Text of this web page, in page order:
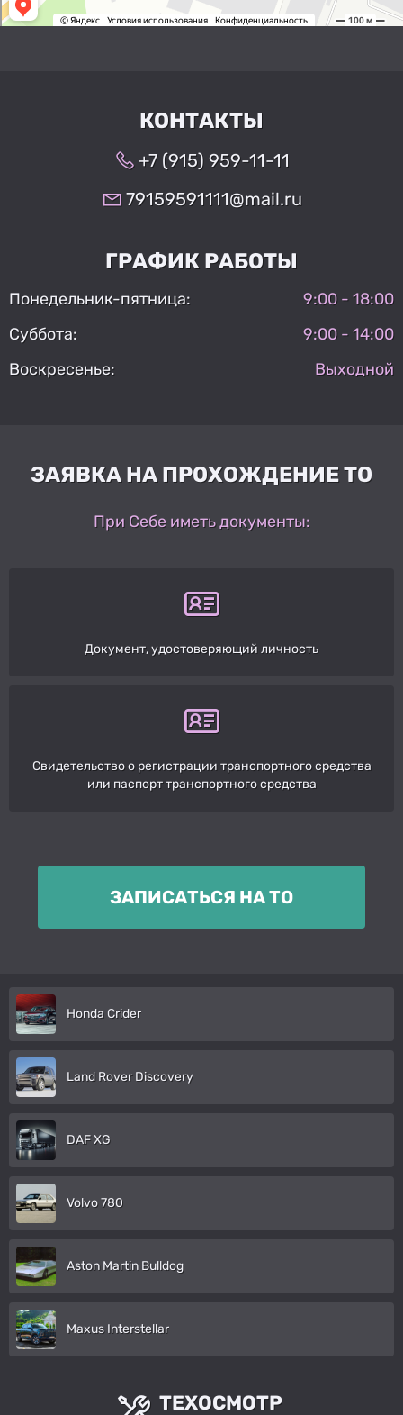
КОНТАКТЫ
+7 (915) 959-11-11
79159591111@mail.ru
ГРАФИК РАБОТЫ
Понедельник-пятница:
9:00 - 18:00
Суббота:
9:00 - 14:00
Воскресенье:
Выходной
ЗАЯВКА НА ПРОХОЖДЕНИЕ ТО
При Себе иметь документы:
Документ, удостоверяющий личность
Свидетельство о регистрации транспортного средства
или паспорт транспортного средства
ЗАПИСАТЬСЯ НА ТО
Honda Crider
Land Rover Discovery
DAF XG
Volvo 780
Aston Martin Bulldog
Maxus Interstellar
ТЕХОСМОТР